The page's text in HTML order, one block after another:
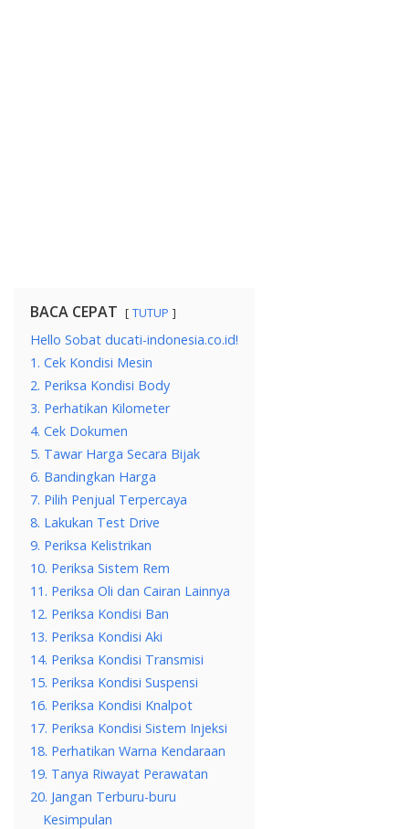
BACA CEPAT TUTUP
Hello Sobat ducati-indonesia.co.id!
1. Cek Kondisi Mesin
2. Periksa Kondisi Body
3. Perhatikan Kilometer
4. Cek Dokumen
5. Tawar Harga Secara Bijak
6. Bandingkan Harga
7. Pilih Penjual Terpercaya
8. Lakukan Test Drive
9. Periksa Kelistrikan
10. Periksa Sistem Rem
11. Periksa Oli dan Cairan Lainnya
12. Periksa Kondisi Ban
13. Periksa Kondisi Aki
14. Periksa Kondisi Transmisi
15. Periksa Kondisi Suspensi
16. Periksa Kondisi Knalpot
17. Periksa Kondisi Sistem Injeksi
18. Perhatikan Warna Kendaraan
19. Tanya Riwayat Perawatan
20. Jangan Terburu-buru
Kesimpulan